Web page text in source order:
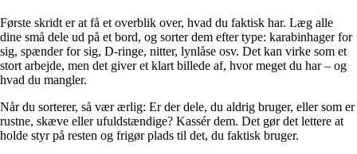
Første skridt er at få et overblik over, hvad du faktisk har. Læg alle
dine små dele ud på et bord, og sorter dem efter type: karabinhager for
sig, spænder for sig, D-ringe, nitter, lynlåse osv. Det kan virke som et
stort arbejde, men det giver et klart billede af, hvor meget du har – og
hvad du mangler.
Når du sorterer, så vær ærlig: Er der dele, du aldrig bruger, eller som er
rustne, skæve eller ufuldstændige? Kassér dem. Det gør det lettere at
holde styr på resten og frigør plads til det, du faktisk bruger.